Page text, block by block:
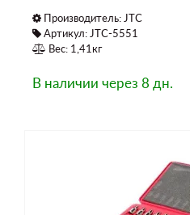
Производитель: JTC
Артикул: JTC-5551
Вес: 1,41кг
В наличии через 8 дн.